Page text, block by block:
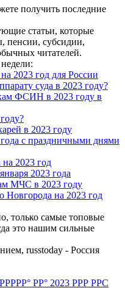
получить последние
статьи, которые
пенсии, субсидии,
читателей.
2023 год для России
суда в 2023 году?
ФСИН в 2023 году в
в 2023 году
с праздничными днями
2023 год
2023 года
МЧС в 2023 году
Новгорода на 2023 год
только самые топовые
это нашим сильные
russtoday - Россия
РР° 2023 РРР РРС